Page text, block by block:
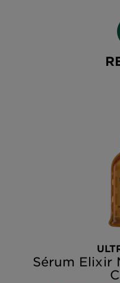
Sérum Elixir